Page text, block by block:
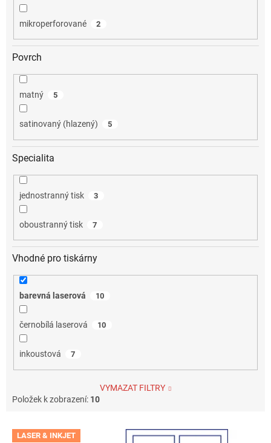
mikroperforované 2
Povrch
matný 5
satinovaný (hlazený) 5
Specialita
jednostranný tisk 3
oboustranný tisk 7
Vhodné pro tiskárny
barevná laserová 10
černobílá laserová 10
inkoustová 7
VYMAZAT FILTRY
Položek k zobrazení: 10
V LASER & INKJET